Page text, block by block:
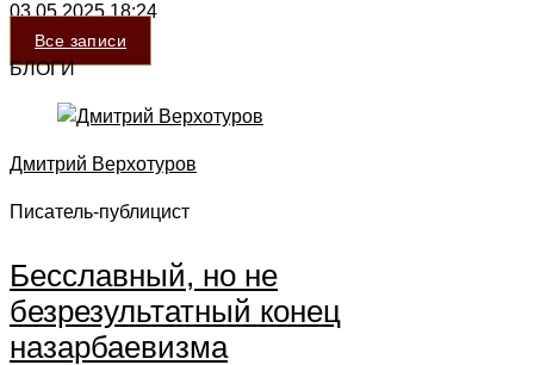
03.05.202518:24
Все записи
БЛОГИ
Дмитрий Верхотуров
Писатель-публицист
Бесславный, но не
безрезультатный конец
назарбаевизма